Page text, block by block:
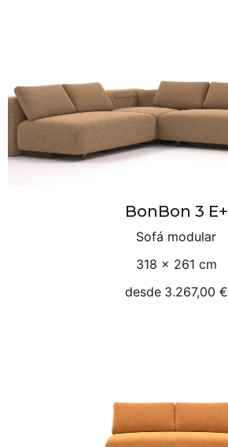
BonBon 3 E+
Sofá modular
318 × 261 cm
desde 3.267,00 €